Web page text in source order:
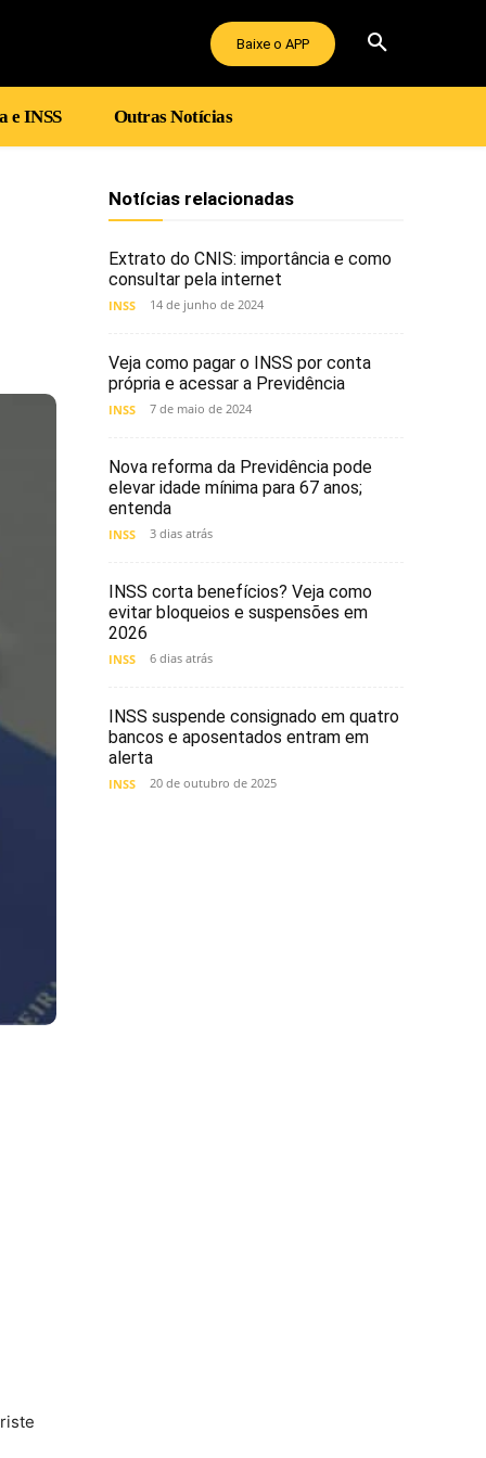
Baixe o APP
e INSS Outras Notícias
Notícias relacionadas
Extrato do CNIS: importância e como
consultar pela internet
INSS 14 de junho de 2024
Veja como pagar o INSS por conta
própria e acessar a Previdência
INSS 7 de maio de 2024
Nova reforma da Previdência pode
elevar idade mínima para 67 anos;
entenda
INSS 3 dias atrás
INSS corta benefícios? Veja como
evitar bloqueios e suspensões em
2026
INSS 6 dias atrás
INSS suspende consignado em quatro
bancos e aposentados entram em
alerta
INSS 20 de outubro de 2025